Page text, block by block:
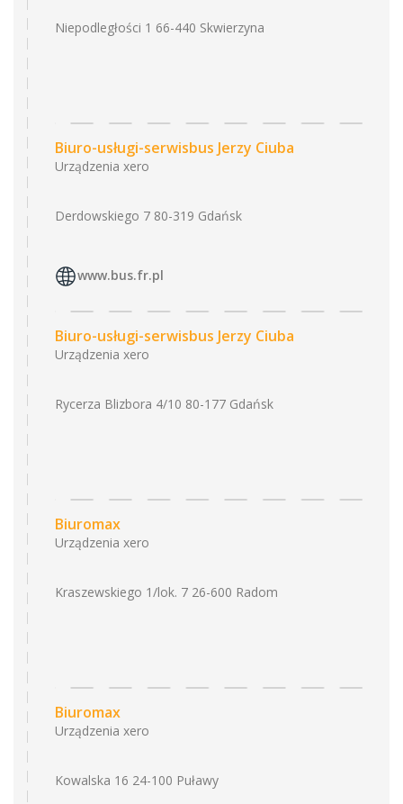
Niepodległości 1 66-440 Skwierzyna
Biuro-usługi-serwisbus Jerzy Ciuba
Urządzenia xero
Derdowskiego 7 80-319 Gdańsk
www.bus.fr.pl
Biuro-usługi-serwisbus Jerzy Ciuba
Urządzenia xero
Rycerza Blizbora 4/10 80-177 Gdańsk
Biuromax
Urządzenia xero
Kraszewskiego 1/lok. 7 26-600 Radom
Biuromax
Urządzenia xero
Kowalska 16 24-100 Puławy